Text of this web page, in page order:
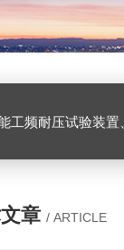
验仪、工频耐压试验台、高压耐压试验装置、交流
章 / ARTICLE